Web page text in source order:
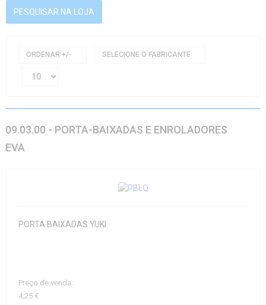
ORDENAR +/- SELECIONE O FABRICANTE
09.03.00 - PORTA-BAIXADAS E ENROLADORES
EVA
PORTA BAIXADAS YUKI
Preço de venda:
4,25 €